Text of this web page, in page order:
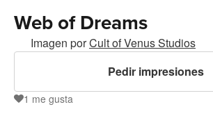
Web of Dreams
Imagen porCult of Venus Studios
Pedir impresiones
1 me gusta